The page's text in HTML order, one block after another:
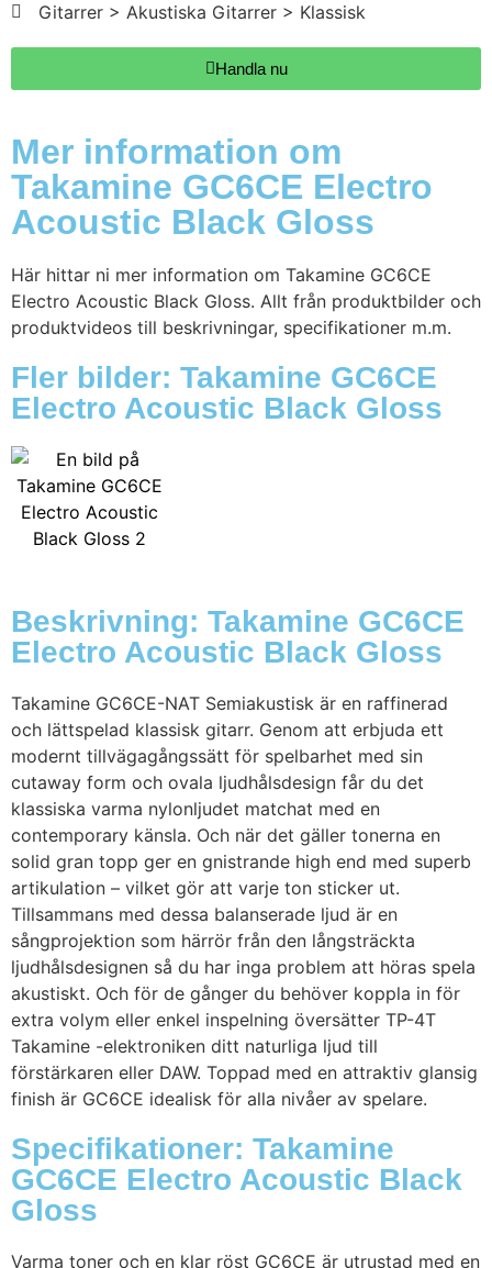
Gitarrer > Akustiska Gitarrer > Klassisk
Handla nu
Mer information om
Takamine GC6CE Electro
Acoustic Black Gloss
Här hittar ni mer information om Takamine GC6CE
Electro Acoustic Black Gloss. Allt från produktbilder och
produktvideos till beskrivningar, specifikationer m.m.
Fler bilder: Takamine GC6CE
Electro Acoustic Black Gloss
Beskrivning: Takamine GC6CE
Electro Acoustic Black Gloss
Takamine GC6CE-NAT Semiakustisk är en raffinerad
och lättspelad klassisk gitarr. Genom att erbjuda ett
modernt tillvägagångssätt för spelbarhet med sin
cutaway form och ovala ljudhålsdesign får du det
klassiska varma nylonljudet matchat med en
contemporary känsla. Och när det gäller tonerna en
solid gran topp ger en gnistrande high end med superb
artikulation – vilket gör att varje ton sticker ut.
Tillsammans med dessa balanserade ljud är en
sångprojektion som härrör från den långsträckta
ljudhålsdesignen så du har inga problem att höras spela
akustiskt. Och för de gånger du behöver koppla in för
extra volym eller enkel inspelning översätter TP-4T
Takamine -elektroniken ditt naturliga ljud till
förstärkaren eller DAW. Toppad med en attraktiv glansig
finish är GC6CE idealisk för alla nivåer av spelare.
Specifikationer: Takamine
GC6CE Electro Acoustic Black
Gloss
Varma toner och en klar röst GC6CE är utrustad med en